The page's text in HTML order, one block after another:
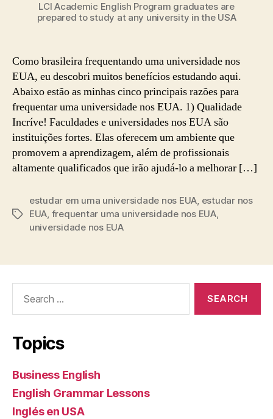
LCI Academic English Program graduates are
prepared to study at any university in the USA
Como brasileira frequentando uma universidade nos
EUA, eu descobri muitos benefícios estudando aqui.
Abaixo estão as minhas cinco principais razões para
frequentar uma universidade nos EUA. 1) Qualidade
Incríve! Faculdades e universidades nos EUA são
instituições fortes. Elas oferecem um ambiente que
promovem a aprendizagem, além de profissionais
altamente qualificados que irão ajudá-lo a melhorar […]
Tags
estudar em uma universidade nos EUA, estudar nos
EUA, frequentar uma universidade nos EUA,
universidade nos EUA
Topics
Business English
English Grammar Lessons
Inglés en USA